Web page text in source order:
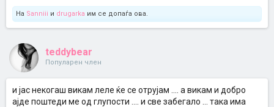
На Sanniii и drugarka им се допаѓа ова.
teddybear
Популарен член
и јас некогаш викам леле ќе се отрујам .... а викам и добро
ајде поштеди ме од глупости .... и све забегало ... така има